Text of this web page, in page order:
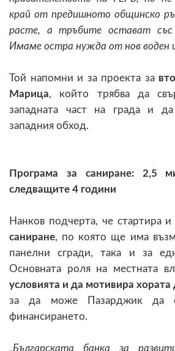
край от предишното общинско
расте, а тръбите остават
Имаме остра нужда от нов воден
Той напомни и за проекта за
Марица, който трябва да
западната част на града и
западния обход.
Програма за саниране: 2,5
следващите 4 години
Нанков подчерта, че стартира и
саниране, по която ще има
панелни сгради, така и за
Основната роля на местната
условията и да мотивира хората
за да може Пазарджик да
финансирането.
„Българската банка за